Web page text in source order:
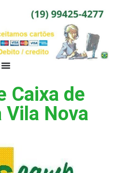
Caixa de
Vila Nova